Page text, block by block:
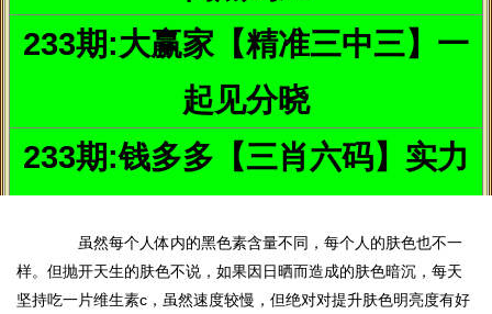
性，所以要想祛斑，洗脸后，可用一些青菜汁拍面部，菜汁中所含
叶绿素被皮肤吸收，使之呈中性。西瓜中含有黄、绿、红三元素成
的营养品，可以让肌肤变得白净透亮。
9、吃维生素C，提升肤色亮度
虽然每个人体内的黑色素含量不同，每个人的肤色也不一
样。但抛开天生的肤色不说，如果因日晒而造成的肤色暗沉，每天
坚持吃一片维生素c，虽然速度较慢，但绝对对提升肤色明亮度有好